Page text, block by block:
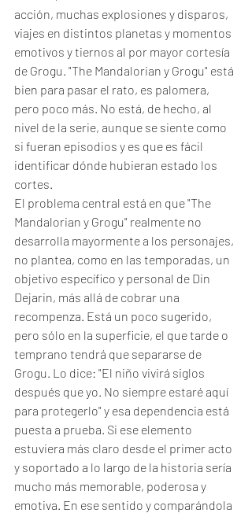
acción, muchas explosiones y disparos,
viajes en distintos planetas y momentos
emotivos y tiernos al por mayor cortesía
de Grogu. "The Mandalorian y Grogu" está
bien para pasar el rato, es palomera,
pero poco más. No está, de hecho, al
nivel de la serie, aunque se siente como
si fueran episodios y es que es fácil
identificar dónde hubieran estado los
cortes.
El problema central está en que "The
Mandalorian y Grogu" realmente no
desarrolla mayormente a los personajes,
no plantea, como en las temporadas, un
objetivo específico y personal de Din
Dejarin, más allá de cobrar una
recompenza. Está un poco sugerido,
pero sólo en la superficie, el que tarde o
temprano tendrá que separarse de
Grogu. Lo dice: "El niño vivirá siglos
después que yo. No siempre estaré aquí
para protegerlo" y esa dependencia está
puesta a prueba. Si ese elemento
estuviera más claro desde el primer acto
y soportado a lo largo de la historia sería
mucho más memorable, poderosa y
emotiva. En ese sentido y comparándola